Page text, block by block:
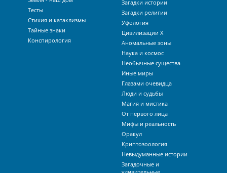
Тесты
Стихия и катаклизмы
Тайные знаки
Конспирология
Загадки истории
Загадки религии
Уфология
Цивилизации Х
Аномальные зоны
Наука и космос
Необычные существа
Иные миры
Глазами очевидца
Люди и судьбы
Магия и мистика
От первого лица
Мифы и реальность
Оракул
Криптозоология
Невыдуманные истории
Загадочные и